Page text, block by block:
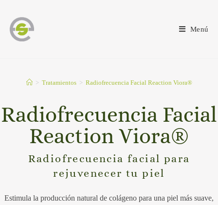
Menú
> Tratamientos > Radiofrecuencia Facial Reaction Viora®
Radiofrecuencia Facial
Reaction Viora®
Radiofrecuencia facial para
rejuvenecer tu piel
Estimula la producción natural de colágeno para una piel más suave,